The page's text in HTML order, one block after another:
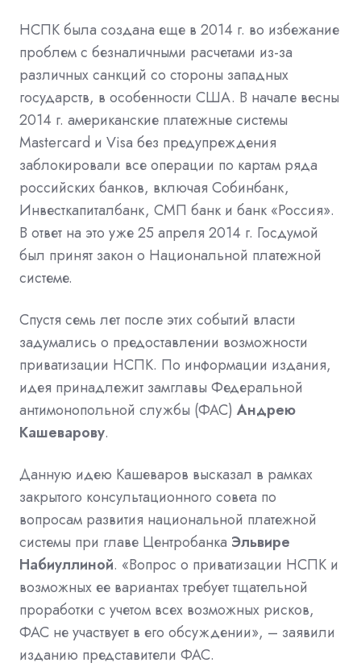
НСПК была создана еще в 2014 г. во избежание
проблем с безналичными расчетами из-за
различных санкций со стороны западных
государств, в особенности США. В начале весны
2014 г. американские платежные системы
Mastercard и Visa без предупреждения
заблокировали все операции по картам ряда
российских банков, включая Собинбанк,
Инвесткапиталбанк, СМП банк и банк «Россия».
В ответ на это уже 25 апреля 2014 г. Госдумой
был принят закон о Национальной платежной
системе.
Спустя семь лет после этих событий власти
задумались о предоставлении возможности
приватизации НСПК. По информации издания,
идея принадлежит замглавы Федеральной
антимонопольной службы (ФАС) Андрею
Кашеварову.
Данную идею Кашеваров высказал в рамках
закрытого консультационного совета по
вопросам развития национальной платежной
системы при главе Центробанка Эльвире
Набиуллиной. «Вопрос о приватизации НСПК и
возможных ее вариантах требует тщательной
проработки с учетом всех возможных рисков,
ФАС не участвует в его обсуждении», – заявили
изданию представители ФАС.